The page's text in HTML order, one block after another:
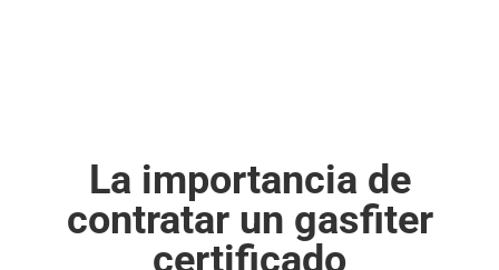
La importancia de
contratar un gasfiter
certificado